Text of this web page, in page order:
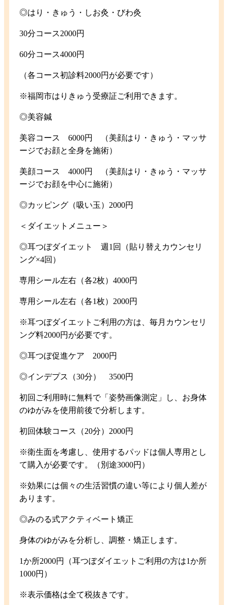
◎はり・きゅう・しお灸・びわ灸
30分コース2000円
60分コース4000円
（各コース初診料2000円が必要です）
※福岡市はりきゅう受療証ご利用できます。
◎美容鍼
美容コース 6000円 （美顔はり・きゅう・マッサ
ージでお顔と全身を施術）
美顔コース 4000円 （美顔はり・きゅう・マッサ
ージでお顔を中心に施術）
◎カッピング（吸い玉）2000円
＜ダイエットメニュー＞
◎耳つぼダイエット 週1回（貼り替えカウンセリ
ング×4回）
専用シール左右（各2枚）4000円
専用シール左右（各1枚）2000円
※耳つぼダイエットご利用の方は、毎月カウンセリ
ング料2000円が必要です。
◎耳つぼ促進ケア 2000円
◎インデプス（30分） 3500円
初回ご利用時に無料で「姿勢画像測定」し、お身体
のゆがみを使用前後で分析します。
初回体験コース（20分）2000円
※衛生面を考慮し、使用するパッドは個人専用とし
て購入が必要です。（別途3000円）
※効果には個々の生活習慣の違い等により個人差が
あります。
◎みのる式アクティベート矯正
身体のゆがみを分析し、調整・矯正します。
1か所2000円（耳つぼダイエットご利用の方は1か所
1000円）
※表示価格は全て税抜きです。